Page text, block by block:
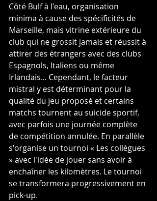
Côté Bulf à l'eau, organisation
minima à cause des spécificités de
Marseille, mais vitrine extérieure du
club qui ne grossit jamais et réussit à
attirer des étrangers avec des clubs
Espagnols, Italiens ou même
Irlandais... Cependant, le facteur
mistral y est déterminant pour la
qualité du jeu proposé et certains
matchs tournent au suicide sportif,
avec parfois une journée complète
de compétition annulée. En parallèle
s'organise un tournoi « Les collègues
» avec l'idée de jouer sans avoir à
enchaîner les kilomètres. Le tournoi
se transformera progressivement en
pick-up.